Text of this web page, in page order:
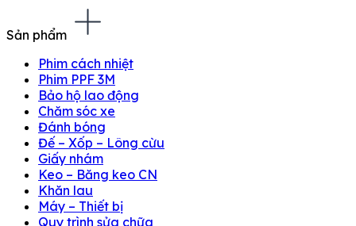
Sản phẩm
Phim cách nhiệt
Phim PPF 3M
Bảo hộ lao động
Chăm sóc xe
Đánh bóng
Đế – Xốp – Lông cừu
Giấy nhám
Keo – Băng keo CN
Khăn lau
Máy – Thiết bị
Quy trình sửa chữa